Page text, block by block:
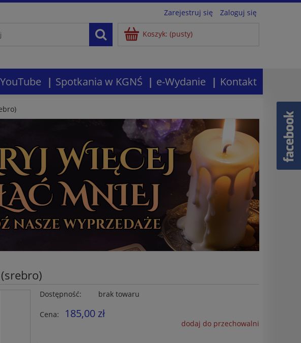
Zarejestruj się Zaloguj się
Koszyk: (pusty)
YouTube Spotkania w KGNŚ e-Wydanie Kontakt
Dostępność: brak towaru
Cena: 185,00 zł
dodaj do przechowalni